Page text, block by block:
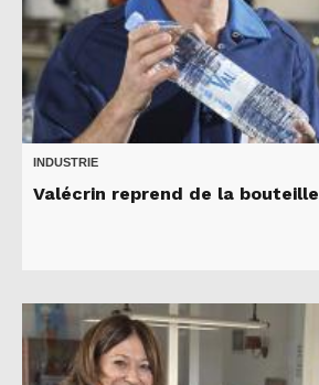
INDUSTRIE
Valécrin reprend de la bouteille